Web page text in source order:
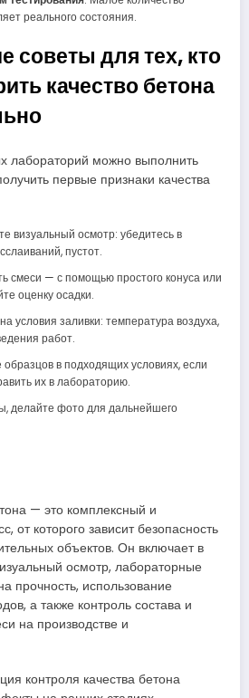
реального состояния.
советы для тех, кто
качество бетона
лабораторий можно выполнить
первые признаки качества
визуальный осмотр: убедитесь в
пустот.
смеси — с помощью простого конуса или
оценку осадки.
условия заливки: температура воздуха,
работ.
в подходящих условиях, если
их в лабораторию.
делайте фото для дальнейшего
— это комплексный и
от которого зависит безопасность
объектов. Он включает в
осмотр, лабораторные
прочность, использование
а также контроль состава и
на производстве и
контроля качества бетона